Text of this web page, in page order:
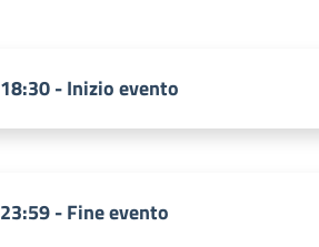
18:30 - Inizio evento
23:59 - Fine evento